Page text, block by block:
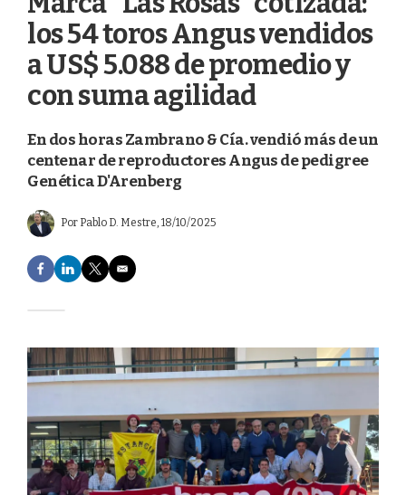
los 54 toros Angus vendidos
a US$ 5.088 de promedio y
con suma agilidad
En dos horas Zambrano & Cía. vendió más de un
centenar de reproductores Angus de pedigree
Genética D'Arenberg
Por Pablo D. Mestre, 18/10/2025
F
a
e
o
o
k
L
i
d
I
n
T
w
e
r
E
m